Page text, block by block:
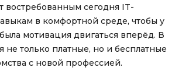
востребованным сегодня IT-
в комфортной среде, чтобы у
мотивация двигаться вперёд. В
не только платные, но и бесплатные
с новой профессией.